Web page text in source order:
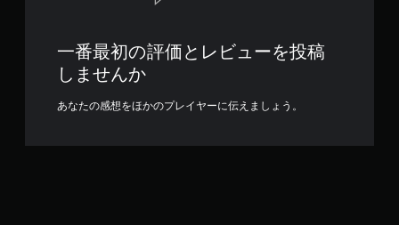
一番最初の評価とレビューを投稿
しませんか
あなたの感想をほかのプレイヤーに伝えましょう。